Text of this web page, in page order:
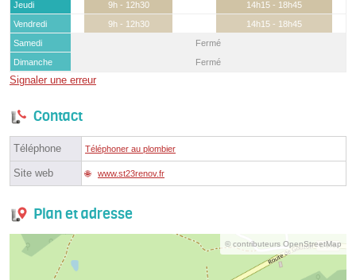
Jeudi
9h - 12h30
14h15 - 18h45
Vendredi
9h - 12h30
14h15 - 18h45
Samedi
Fermé
Dimanche
Fermé
Signaler une erreur
Contact
Téléphone Téléphoner au plombier
Site web www.st23renov.fr
Plan et adresse
© contributeurs OpenStreetMap